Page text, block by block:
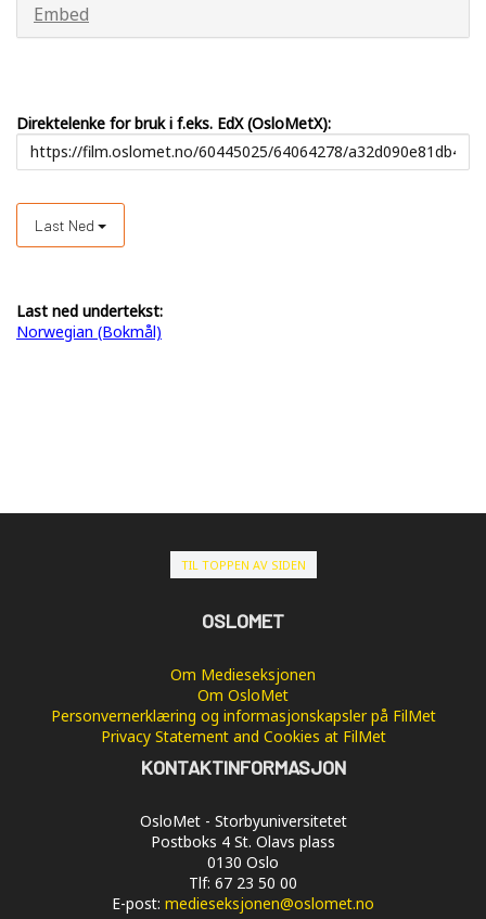
Embed
Direktelenke for bruk i f.eks. EdX (OsloMetX):
Last Ned
Last ned undertekst:
Norwegian (Bokmål)
TIL TOPPEN AV SIDEN
OSLOMET
Om Medieseksjonen
Om OsloMet
Personvernerklæring og informasjonskapsler på FilMet
Privacy Statement and Cookies at FilMet
KONTAKTINFORMASJON
OsloMet - Storbyuniversitetet
Postboks 4 St. Olavs plass
0130 Oslo
Tlf: 67 23 50 00
E-post: medieseksjonen@oslomet.no